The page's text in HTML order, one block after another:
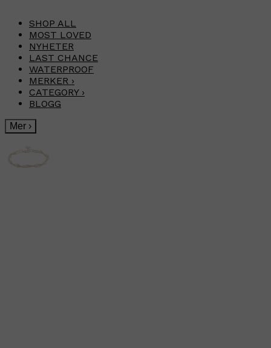
SHOP ALL
MOST LOVED
NYHETER
LAST CHANCE
WATERPROOF
MERKER ›
CATEGORY ›
BLOGG
Mer ›